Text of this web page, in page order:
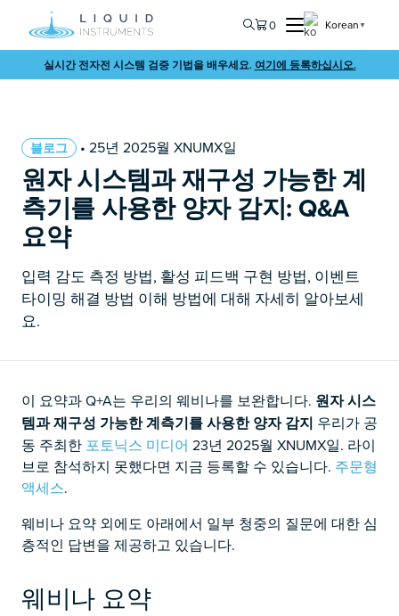
0 Korean ▼
실시간 전자전 시스템 검증 기법을 배우세요. 여기에 등록하십시오.
블로그 • 25년 2025월 XNUMX일
원자 시스템과 재구성 가능한 계
측기를 사용한 양자 감지: Q&A
요약
입력 감도 측정 방법, 활성 피드백 구현 방법, 이벤트
타이밍 해결 방법 이해 방법에 대해 자세히 알아보세
요.
이 요약과 Q+A는 우리의 웨비나를 보완합니다. 원자 시스
템과 재구성 가능한 계측기를 사용한 양자 감지 우리가 공
동 주최한 포토닉스 미디어 23년 2025월 XNUMX일. 라이
브로 참석하지 못했다면 지금 등록할 수 있습니다. 주문형
액세스.
웨비나 요약 외에도 아래에서 일부 청중의 질문에 대한 심
층적인 답변을 제공하고 있습니다.
웨비나 요약